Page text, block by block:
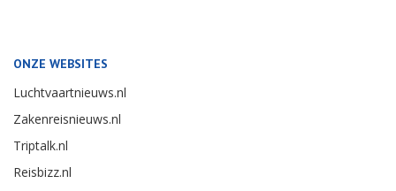
ONZE WEBSITES
Luchtvaartnieuws.nl
Zakenreisnieuws.nl
Triptalk.nl
Reisbizz.nl